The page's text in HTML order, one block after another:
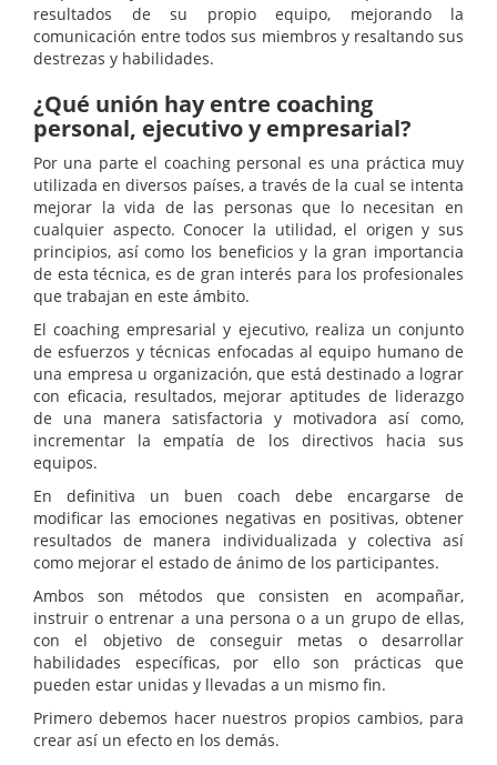
resultados de su propio equipo, mejorando la
comunicación entre todos sus miembros y resaltando sus
destrezas y habilidades.
¿Qué unión hay entre coaching
personal, ejecutivo y empresarial?
Por una parte el coaching personal es una práctica muy
utilizada en diversos países, a través de la cual se intenta
mejorar la vida de las personas que lo necesitan en
cualquier aspecto. Conocer la utilidad, el origen y sus
principios, así como los beneficios y la gran importancia
de esta técnica, es de gran interés para los profesionales
que trabajan en este ámbito.
El coaching empresarial y ejecutivo, realiza un conjunto
de esfuerzos y técnicas enfocadas al equipo humano de
una empresa u organización, que está destinado a lograr
con eficacia, resultados, mejorar aptitudes de liderazgo
de una manera satisfactoria y motivadora así como,
incrementar la empatía de los directivos hacia sus
equipos.
En definitiva un buen coach debe encargarse de
modificar las emociones negativas en positivas, obtener
resultados de manera individualizada y colectiva así
como mejorar el estado de ánimo de los participantes.
Ambos son métodos que consisten en acompañar,
instruir o entrenar a una persona o a un grupo de ellas,
con el objetivo de conseguir metas o desarrollar
habilidades específicas, por ello son prácticas que
pueden estar unidas y llevadas a un mismo fin.
Primero debemos hacer nuestros propios cambios, para
crear así un efecto en los demás.